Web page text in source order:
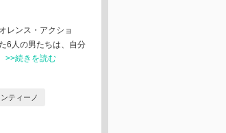
レンス・アクショ
6人の男たちは、自分
>>続きを読む
ティーノ